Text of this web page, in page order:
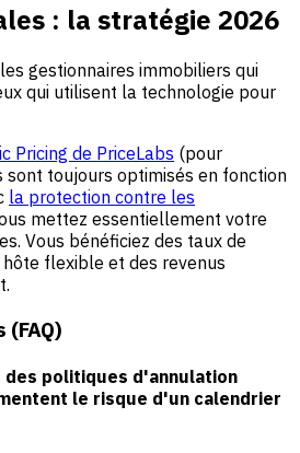
: la stratégie 2026
gestionnaires immobiliers qui
qui utilisent la technologie pour
Pricing de PriceLabs (pour
sont toujours optimisés en fonction
la protection contre les
mettez essentiellement votre
Vous bénéficiez des taux de
flexible et des revenus
politiques d'annulation
le risque d'un calendrier